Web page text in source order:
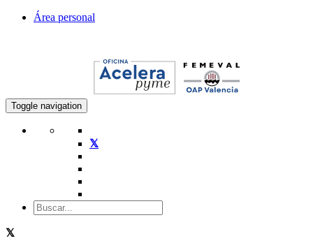
Área personal
Toggle navigation